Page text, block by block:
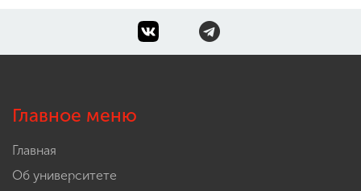
Главное меню
Главная
Об университете